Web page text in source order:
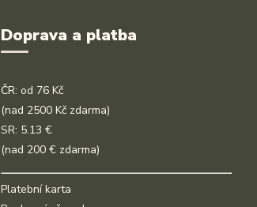
Doprava a platba
ČR: od 76 Kč
(nad 2500 Kč zdarma)
SR: 5.13 €
(nad 200 € zdarma)
Platební karta